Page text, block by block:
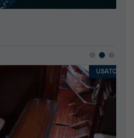
USATO